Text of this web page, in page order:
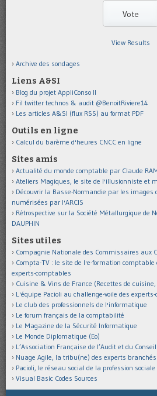
View Results
Archive des sondages
Liens A&SI
Blog du projet AppliConso II
Fil twitter technos & audit @BenoitRiviere14
Les articles A&SI (flux RSS) au format PDF
Outils en ligne
Calcul du barème d'heures CNCC en ligne
Sites amis
Actualité du monde comptable par Claude
Ateliers Magiques, le site de l'illusionniste et
Découvrir la Basse-Normandie par les images
numérisées par l'ARCIS
Rétrospective sur la Société Métallurgique de
DAUPHIN
Sites utiles
Compagnie Nationale des Commissaires aux
Compta-TV : le site de l'e-formation
experts-comptables
Cuisine & Vins de France (Recettes de
L'équipe Pacioli au challenge-voile des
Le club des professionnels de l'informatique
Le forum français de la comptabilité
Le Magazine de la Sécurité Informatique
Le Monde Diplomatique (Eo)
L’Association Française de l’Audit et du
Nuage Agile, la tribu(ne) des experts branchés
Pacioli, le réseau social de la profession sociale
Visual Basic Codes Sources